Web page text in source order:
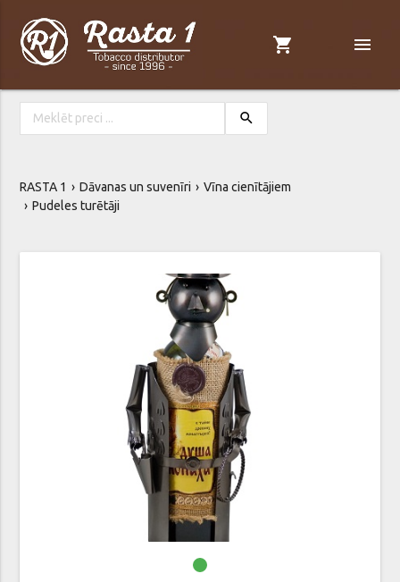
shopping_cart menu
search
RASTA 1 Dāvanas un suvenīri
Vīna cienītājiem
Pudeles turētāji